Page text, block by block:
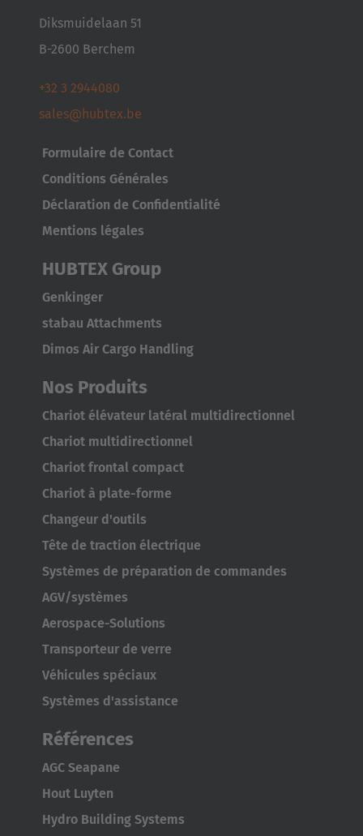
Türkiye
Diksmuidelaan 51
B-2600 Berchem
+32 3 2944080
sales@hubtex.be
Formulaire de Contact
Conditions Générales
Déclaration de Confidentialité
Mentions légales
HUBTEX Group
Genkinger
stabau Attachments
Dimos Air Cargo Handling
Nos Produits
Chariot élévateur latéral multidirectionnel
Chariot multidirectionnel
Chariot frontal compact
Chariot à plate-forme
Changeur d'outils
Tête de traction électrique
Systèmes de préparation de commandes
AGV/systèmes
Aerospace-Solutions
Transporteur de verre
Véhicules spéciaux
Systèmes d'assistance
Références
AGC Seapane
Hout Luyten
Hydro Building Systems